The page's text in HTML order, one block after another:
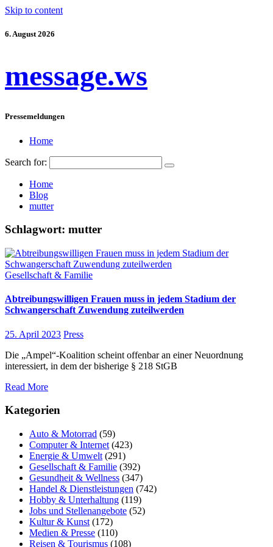
Skip to content
6. August 2026
message.ws
Pressemeldungen
Home
Search for:
Home
Blog
mutter
Schlagwort: mutter
Gesellschaft & Familie
Abtreibungswilligen Frauen muss in jedem Stadium der
Schwangerschaft Zuwendung zuteilwerden
25. April 2023 Press
Die „Ampel“-Koalition scheint offenbar an einer Neuordnung
interessiert, in dem der bisherige § 218 StGB
Read More
Kategorien
Auto & Motorrad (59)
Computer & Internet (423)
Energie & Umwelt (291)
Gesellschaft & Familie (392)
Gesundheit & Wellness (347)
Handel & Dienstleistungen (742)
Hobby & Unterhaltung (119)
Jobs und Stellenangebote (52)
Kultur & Kunst (172)
Medien & Presse (110)
Reisen & Tourismus (108)